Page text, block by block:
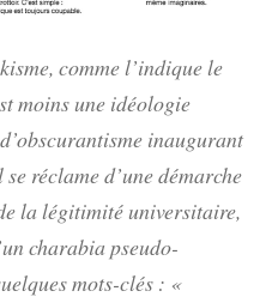
comme l’indique le
moins une idéologie
inaugurant
réclame d’une démarche
la légitimité universitaire,
charabia pseudo-
mots-clés : «